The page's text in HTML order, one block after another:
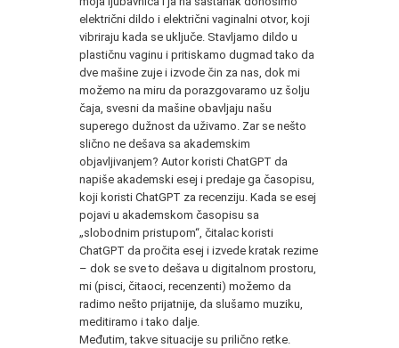
električni dildo i električni vaginalni otvor, koji
vibriraju kada se uključe. Stavljamo dildo u
plastičnu vaginu i pritiskamo dugmad tako da
dve mašine zuje i izvode čin za nas, dok mi
možemo na miru da porazgovaramo uz šolju
čaja, svesni da mašine obavljaju našu
superego dužnost da uživamo. Zar se nešto
slično ne dešava sa akademskim
objavljivanjem? Autor koristi ChatGPT da
napiše akademski esej i predaje ga časopisu,
koji koristi ChatGPT za recenziju. Kada se esej
pojavi u akademskom časopisu sa
„slobodnim pristupom“, čitalac koristi
ChatGPT da pročita esej i izvede kratak rezime
– dok se sve to dešava u digitalnom prostoru,
mi (pisci, čitaoci, recenzenti) možemo da
radimo nešto prijatnije, da slušamo muziku,
meditiramo i tako dalje.
Međutim, takve situacije su prilično retke.